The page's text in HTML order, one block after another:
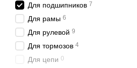
Для подшипников 7
Для рамы 6
Для рулевой 9
Для тормозов 4
Для цепи 0